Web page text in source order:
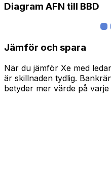
Diagram AFN till BBD
Jämför och spara
När du jämför Xe med
är skillnaden tydlig.
betyder mer värde på